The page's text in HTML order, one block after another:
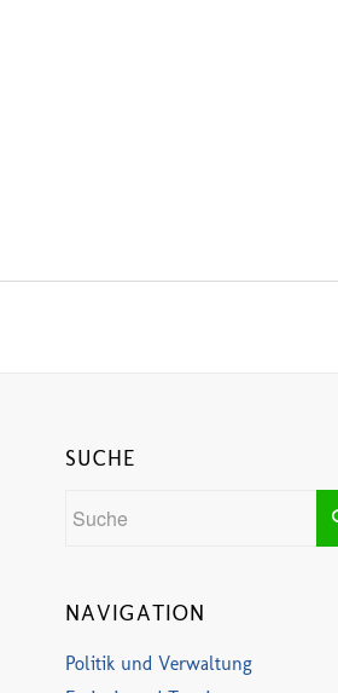
SUCHE
NAVIGATION
Politik und Verwaltung